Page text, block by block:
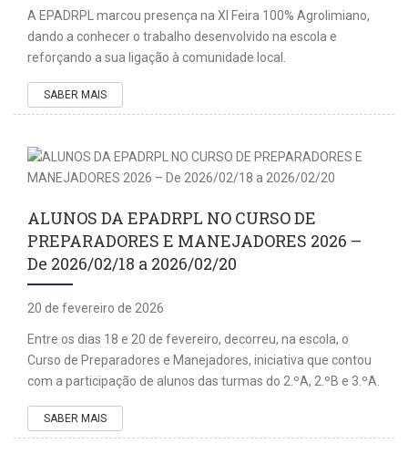
A EPADRPL marcou presença na XI Feira 100% Agrolimiano,
dando a conhecer o trabalho desenvolvido na escola e
reforçando a sua ligação à comunidade local.
SABER MAIS
ALUNOS DA EPADRPL NO CURSO DE
PREPARADORES E MANEJADORES 2026 –
De 2026/02/18 a 2026/02/20
20 de fevereiro de 2026
Entre os dias 18 e 20 de fevereiro, decorreu, na escola, o
Curso de Preparadores e Manejadores, iniciativa que contou
com a participação de alunos das turmas do 2.ºA, 2.ºB e 3.ºA.
SABER MAIS